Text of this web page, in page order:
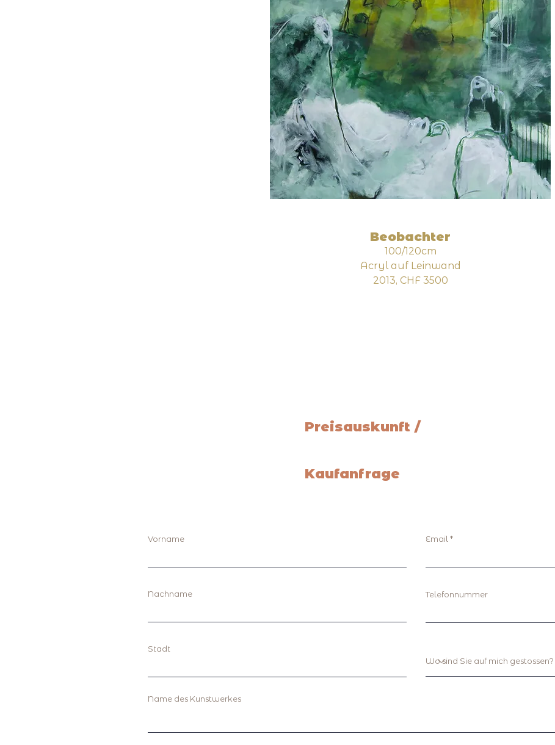
Beobachter
100/120cm
Acryl auf Leinwand
2013, CHF 3500
Preisauskunft /
Kaufanfrage
Vorname Email
Nachname Telefonnummer
Stadt
Name des Kunstwerkes